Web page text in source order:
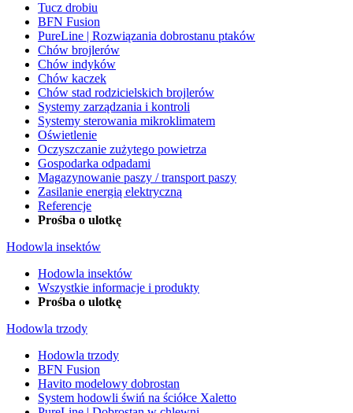
Tucz drobiu
BFN Fusion
PureLine | Rozwiązania dobrostanu ptaków
Chów brojlerów
Chów indyków
Chów kaczek
Chów stad rodzicielskich brojlerów
Systemy zarządzania i kontroli
Systemy sterowania mikroklimatem
Oświetlenie
Oczyszczanie zużytego powietrza
Gospodarka odpadami
Magazynowanie paszy / transport paszy
Zasilanie energią elektryczną
Referencje
Prośba o ulotkę
Hodowla insektów
Hodowla insektów
Wszystkie informacje i produkty
Prośba o ulotkę
Hodowla trzody
Hodowla trzody
BFN Fusion
Havito modelowy dobrostan
System hodowli świń na ściółce Xaletto